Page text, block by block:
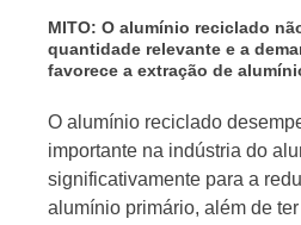
MITO: O alumínio reciclado
quantidade relevante e a
favorece a extração de
O alumínio reciclado
importante na indústria do
significativamente para a
alumínio primário, além de